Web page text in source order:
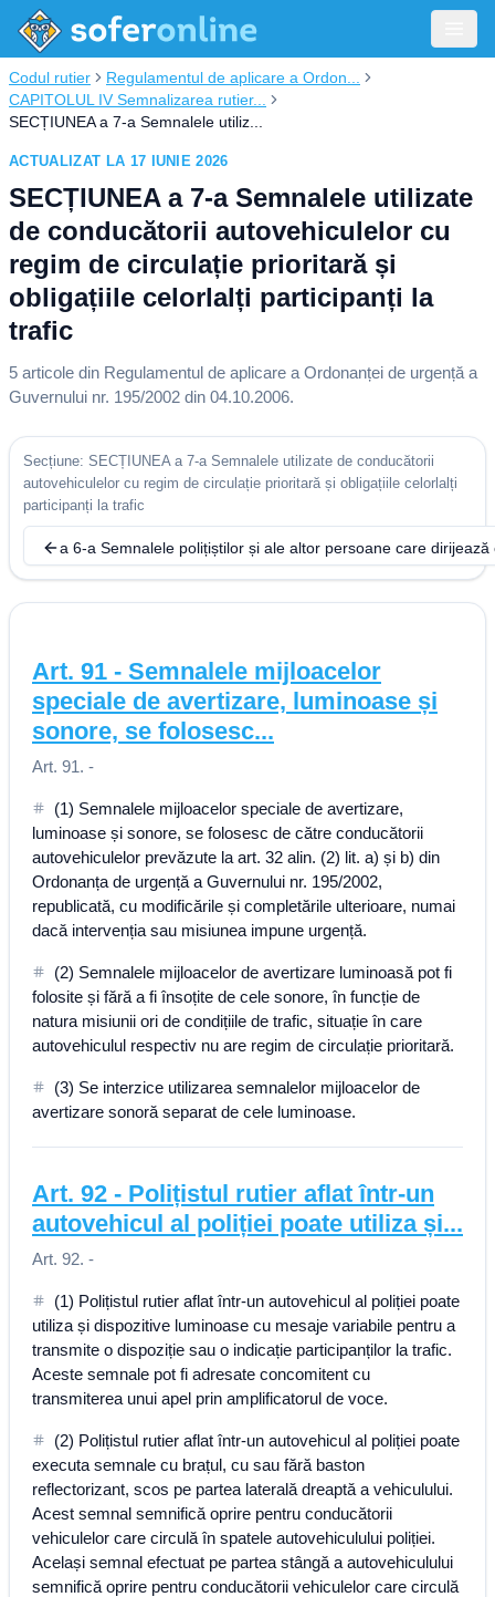
Codul rutier
Regulamentul de aplicare a Ordon...
CAPITOLUL IV Semnalizarea rutier...
SECȚIUNEA a 7-a Semnalele utiliz...
ACTUALIZAT LA 17 IUNIE 2026
SECȚIUNEA a 7-a Semnalele utilizate
de conducătorii autovehiculelor cu
regim de circulație prioritară și
obligațiile celorlalți participanți la
trafic
5 articole din Regulamentul de aplicare a Ordonanței de urgență a
Guvernului nr. 195/2002 din 04.10.2006.
Secțiune: SECȚIUNEA a 7-a Semnalele utilizate de conducătorii
autovehiculelor cu regim de circulație prioritară și obligațiile celorlalți
participanți la trafic
a 6-a Semnalele polițiștilor și ale altor persoane care dirijează
Art. 91 - Semnalele mijloacelor
speciale de avertizare, luminoase și
sonore, se folosesc...
Art. 91. -
(1) Semnalele mijloacelor speciale de avertizare,
luminoase și sonore, se folosesc de către conducătorii
autovehiculelor prevăzute la art. 32 alin. (2) lit. a) și b) din
Ordonanța de urgență a Guvernului nr. 195/2002,
republicată, cu modificările și completările ulterioare, numai
dacă intervenția sau misiunea impune urgență.
(2) Semnalele mijloacelor de avertizare luminoasă pot fi
folosite și fără a fi însoțite de cele sonore, în funcție de
natura misiunii ori de condițiile de trafic, situație în care
autovehiculul respectiv nu are regim de circulație prioritară.
(3) Se interzice utilizarea semnalelor mijloacelor de
avertizare sonoră separat de cele luminoase.
Art. 92 - Polițistul rutier aflat într-un
autovehicul al poliției poate utiliza și...
Art. 92. -
(1) Polițistul rutier aflat într-un autovehicul al poliției poate
utiliza și dispozitive luminoase cu mesaje variabile pentru a
transmite o dispoziție sau o indicație participanților la trafic.
Aceste semnale pot fi adresate concomitent cu
transmiterea unui apel prin amplificatorul de voce.
(2) Polițistul rutier aflat într-un autovehicul al poliției poate
executa semnale cu brațul, cu sau fără baston
reflectorizant, scos pe partea laterală dreaptă a vehiculului.
Acest semnal semnifică oprire pentru conducătorii
vehiculelor care circulă în spatele autovehiculului poliției.
Același semnal efectuat pe partea stângă a autovehiculului
semnifică oprire pentru conducătorii vehiculelor care circulă